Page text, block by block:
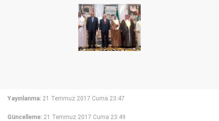
Yayınlanma: 21 Temmuz 2017 Cuma 23:47
Güncelleme: 21 Temmuz 2017 Cuma 23:49